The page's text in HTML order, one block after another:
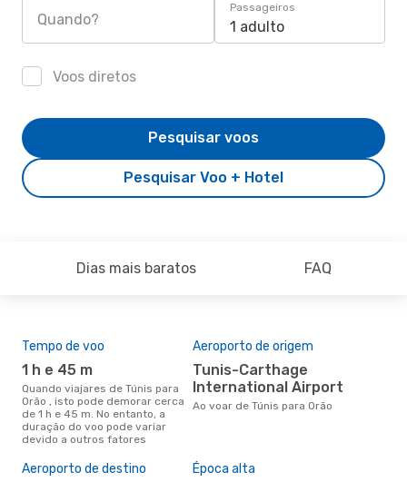
Quando?
Passageiros
1 adulto
Voos diretos
Pesquisar Voo + Hotel
Pesquisar voos
Dias mais baratos FAQ
Tempo de voo
1 h e 45 m
Quando viajares de Túnis para
Orão , isto pode demorar cerca
de 1 h e 45 m. No entanto, a
duração do voo pode variar
devido a outros fatores
Aeroporto de origem
Tunis-Carthage
International Airport
Ao voar de Túnis para Orão
Aeroporto de destino Época alta